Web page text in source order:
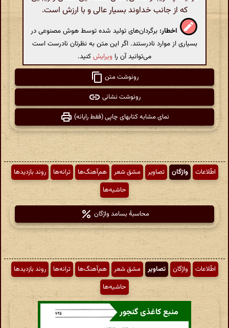
که از جانب خداوند بسیار عالی و با ارزش است.
اخطار: برگردان‌های تولید شده توسط هوش مصنوعی در
بسیاری از موارد نادرستند. اگر این متن به نظرتان نادرست است
می‌توانید آن را ویرایشکنید.
رونوشت متن
رونوشت نشانی
نمای مشابه کتابهای چاپی (فقط رایانه)
اطّلاعات واژگان تصاویر مشق شعر هم‌آهنگ‌ها ترانه‌ها
روند بازدیدها
حاشیه‌ها
محاسبهٔ بسامد واژگان
اطّلاعات واژگان تصاویر مشق شعر هم‌آهنگ‌ها ترانه‌ها
روند بازدیدها
حاشیه‌ها
منبع کاغذی گنجور